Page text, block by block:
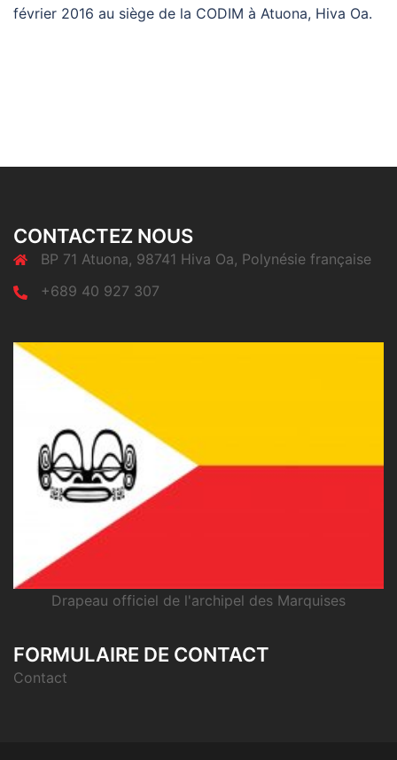
février 2016 au siège de la CODIM à Atuona, Hiva Oa.
CONTACTEZ NOUS
BP 71 Atuona, 98741 Hiva Oa, Polynésie française
+689 40 927 307
Drapeau officiel de l'archipel des Marquises
FORMULAIRE DE CONTACT
Contact